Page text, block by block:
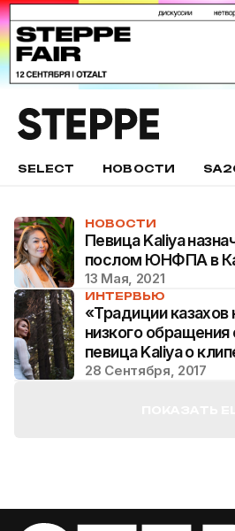
SELECT НОВОСТИ
НОВОСТИ
Певица Kaliya
послом ЮНФПА в
13 Мая, 2021
ИНТЕРВЬЮ
«Традиции
низкого
певица Kaliya о
28 Сентября, 2017